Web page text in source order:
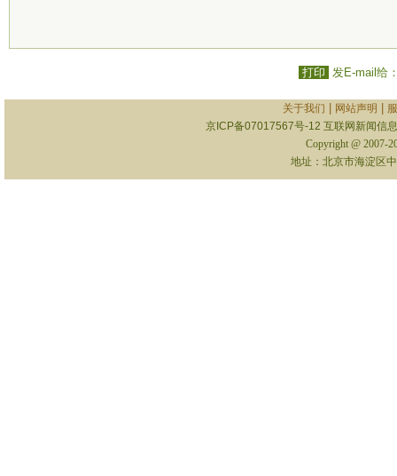
打印 发E-mail给
关于我们 网站声明
京ICP备07017567号-12 互联网新闻信
Copyright @ 2007-
地址：北京市海淀区